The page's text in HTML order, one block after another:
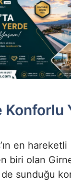
Konforlu
en hareketli
biri olan
sunduğu